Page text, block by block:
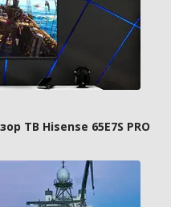
ТВ Hisense 65E7S PRO